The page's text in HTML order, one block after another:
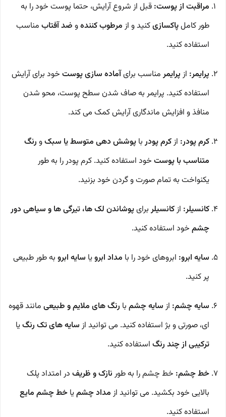
مراقبت از پوست: قبل از شروع آرایش، حتما پوست خود را به
طور کاملپاکسازیکنید و از مرطوب کنندهو ضد آفتاب مناسب
استفاده کنید.
پرایمر: از پرایمرمناسب برایآماده سازی پوست خود برای آرایش
استفاده کنید. پرایمر به صاف شدن سطح پوست، محو شدن
منافذ و افزایش ماندگاری آرایش کمک می کند.
کرم پودر: ازکرم پودربا پوشش دهی متوسط یا سبکو رنگ
متناسب با پوست خود استفاده کنید. کرم پودر را به طور
یکنواخت به تمام صورت و گردن خود بزنید.
کانسیلر: ازکانسیلربرایپوشاندن لک ها، تیرگی ها و سیاهی دور
چشم خود استفاده کنید.
سایه ابرو: ابروهای خود را با مداد ابرویا سایه ابرو به طور طبیعی
پر کنید.
سایه چشم: از سایه چشم با رنگ های ملایم و طبیعی مانند قهوه
ای، صورتی و بژ استفاده کنید. می توانید از سایه های تک رنگیا
ترکیبی از چند رنگ استفاده کنید.
خط چشم: خط چشم را به طور نازک و ظریف در امتداد پلک
بالایی خود بکشید. می توانید از مداد چشمیا خط چشم مایع
استفاده کنید.